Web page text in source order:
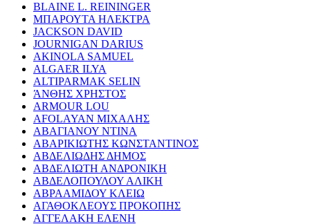
BLAINE L. REININGER
ΜΠΑΡΟΥΤΑ ΗΛΕΚΤΡΑ
JACKSON DAVID
JOURNIGAN DARIUS
AKINOLA SAMUEL
ALGAER ILYA
ALTIPARMAK SELIN
ΆΝΘΗΣ ΧΡΗΣΤΟΣ
ARMOUR LOU
AFOLAYAN ΜΙΧΑΛΗΣ
ΑΒΑΓΙΑΝΟΥ ΝΤΙΝΑ
ΑΒΑΡΙΚΙΩΤΗΣ ΚΩΝΣΤΑΝΤΙΝΟΣ
ΑΒΔΕΛΙΩΔΗΣ ΔΗΜΟΣ
ΑΒΔΕΛΙΩΤΗ ΑΝΔΡΟΝΙΚΗ
ΑΒΔΕΛΟΠΟΥΛΟΥ ΑΛΙΚΗ
ΑΒΡΑΑΜΙΔΟΥ ΚΛΕΙΩ
ΑΓΑΘΟΚΛΕΟΥΣ ΠΡΟΚΟΠΗΣ
ΑΓΓΕΛΑΚΗ ΕΛΕΝΗ